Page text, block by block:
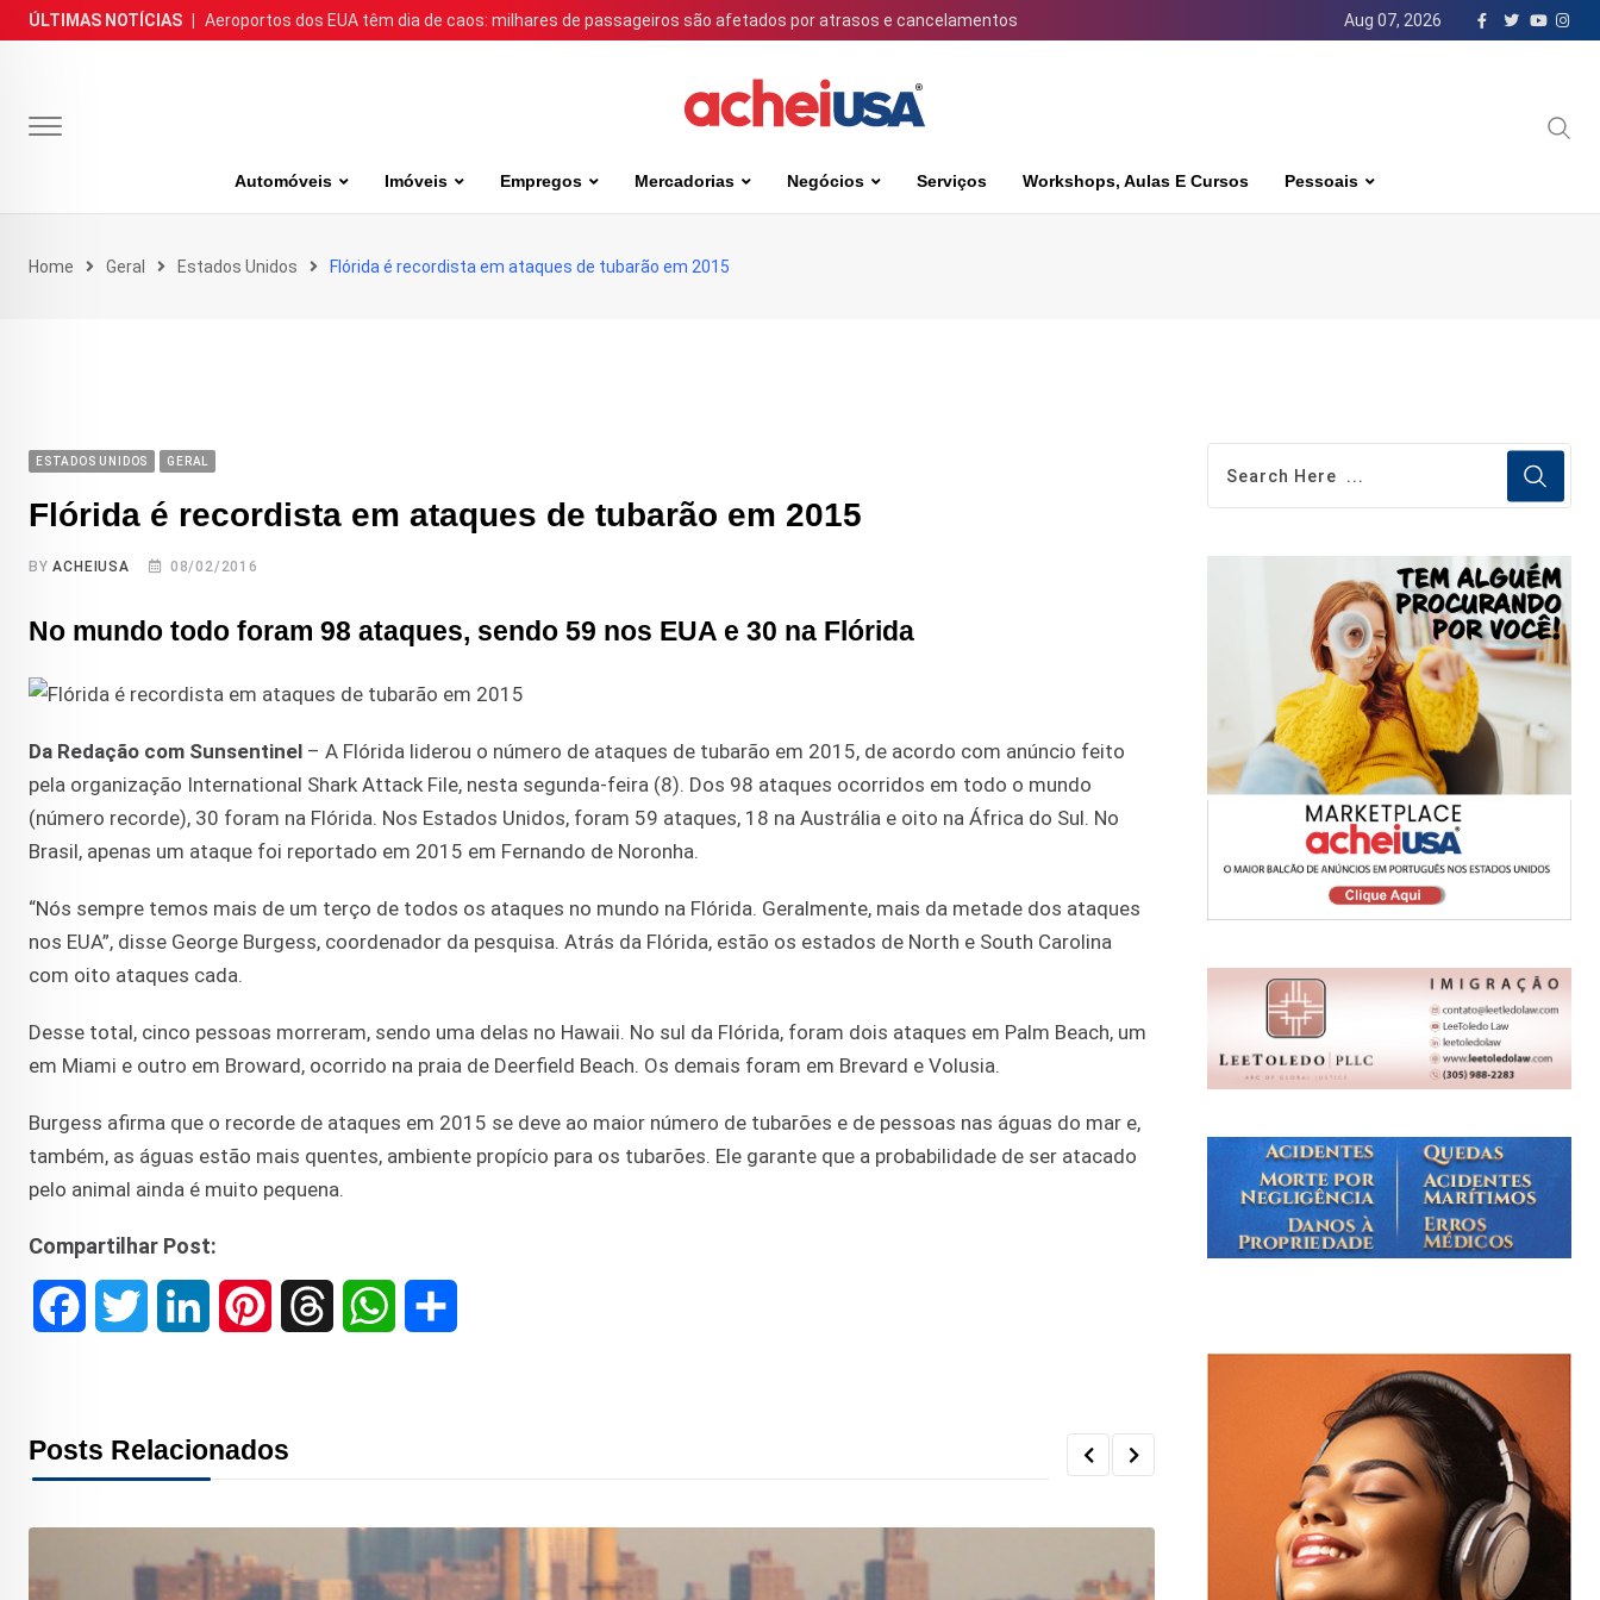
Skip
to
ÚLTIMAS NOTÍCIAS Aeroportos dos EUA têm dia de caos: milhares de passageiros são afetados por atrasos e cancelamentos Aug 07, 2026
Automóveis Imóveis Empregos Mercadorias Negócios Serviços Workshops, Aulas E Cursos Pessoais
Home Geral Estados Unidos Flórida é recordista em ataques de tubarão em 2015
ESTADOS UNIDOS GERAL
Flórida é recordista em ataques de tubarão em 2015
BYACHEIUSA 08/02/2016
No mundo todo foram 98 ataques, sendo 59 nos EUA e 30 na Flórida
Da Redação com Sunsentinel – A Flórida liderou o número de ataques de tubarão em 2015, de acordo com anúncio feito
pela organização International Shark Attack File, nesta segunda-feira (8). Dos 98 ataques ocorridos em todo o mundo
(número recorde), 30 foram na Flórida. Nos Estados Unidos, foram 59 ataques, 18 na Austrália e oito na África do Sul. No
Brasil, apenas um ataque foi reportado em 2015 em Fernando de Noronha.
“Nós sempre temos mais de um terço de todos os ataques no mundo na Flórida. Geralmente, mais da metade dos ataques
nos EUA”, disse George Burgess, coordenador da pesquisa. Atrás da Flórida, estão os estados de North e South Carolina
com oito ataques cada.
Desse total, cinco pessoas morreram, sendo uma delas no Hawaii. No sul da Flórida, foram dois ataques em Palm Beach, um
em Miami e outro em Broward, ocorrido na praia de Deerfield Beach. Os demais foram em Brevard e Volusia.
Burgess afirma que o recorde de ataques em 2015 se deve ao maior número de tubarões e de pessoas nas águas do mar e,
também, as águas estão mais quentes, ambiente propício para os tubarões. Ele garante que a probabilidade de ser atacado
pelo animal ainda é muito pequena.
Compartilhar Post:
e t
e
k
d
t
r A
Posts Relacionados